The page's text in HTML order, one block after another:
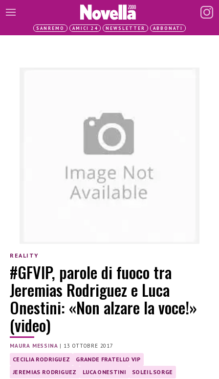
SANREMO AMICI 24 NEWSLETTER ABBONATI
REALITY
#GFVIP, parole di fuoco tra
Jeremias Rodriguez e Luca
Onestini: «Non alzare la voce!»
(video)
MAURA MESSINA | 13 OTTOBRE 2017
CECILIA RODRIGUEZ
GRANDE FRATELLO VIP
JEREMIAS RODRIGUEZ
LUCA ONESTINI SOLEIL SORGE